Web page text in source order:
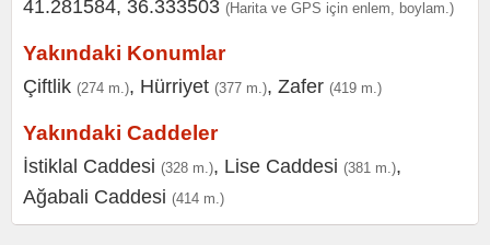
41.281584, 36.333503 (Harita ve GPS için enlem, boylam.)
Yakındaki Konumlar
Çiftlik (274 m.), Hürriyet (377 m.), Zafer (419 m.)
Yakındaki Caddeler
İstiklal Caddesi (328 m.), Lise Caddesi (381 m.),
Ağabali Caddesi (414 m.)